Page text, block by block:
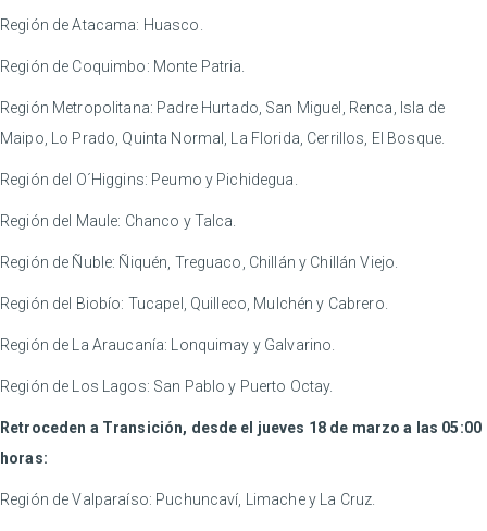
Región de Atacama: Huasco.
Región de Coquimbo: Monte Patria.
Región Metropolitana: Padre Hurtado, San Miguel, Renca, Isla de
Maipo, Lo Prado, Quinta Normal, La Florida, Cerrillos, El Bosque.
Región del O´Higgins: Peumo y Pichidegua.
Región del Maule: Chanco y Talca.
Región de Ñuble: Ñiquén, Treguaco, Chillán y Chillán Viejo.
Región del Biobío: Tucapel, Quilleco, Mulchén y Cabrero.
Región de La Araucanía: Lonquimay y Galvarino.
Región de Los Lagos: San Pablo y Puerto Octay.
Retroceden a Transición, desde el jueves 18 de marzo a las 05:00
horas:
Región de Valparaíso: Puchuncaví, Limache y La Cruz.